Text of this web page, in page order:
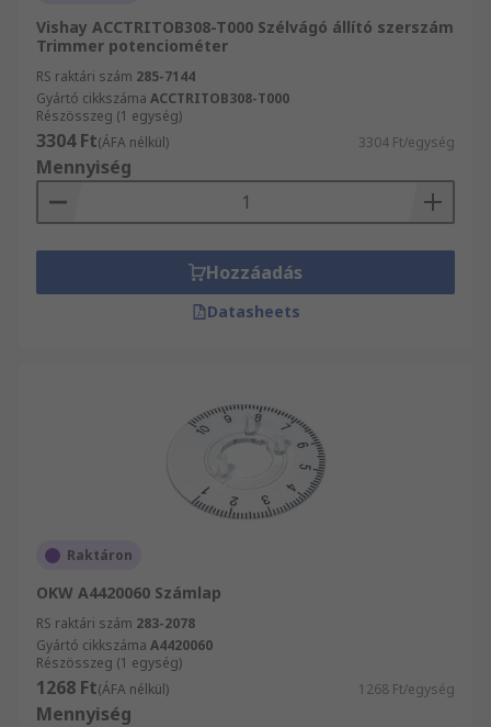
Vishay ACCTRITOB308-T000 Szélvágó állító szerszám
Trimmer potenciométer
RS raktári szám 285-7144
Gyártó cikkszáma ACCTRITOB308-T000
Részösszeg (1 egység)
3304 Ft(ÁFA nélkül) 3304 Ft/egység
Mennyiség
Hozzáadás
Datasheets
Raktáron
OKW A4420060 Számlap
RS raktári szám 283-2078
Gyártó cikkszáma A4420060
Részösszeg (1 egység)
1268 Ft(ÁFA nélkül) 1268 Ft/egység
Mennyiség